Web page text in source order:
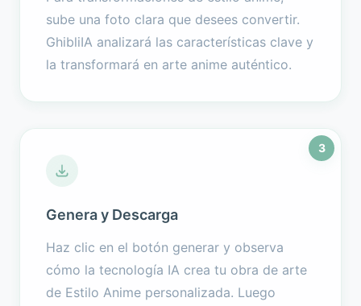
sube una foto clara que desees convertir.
GhibliIA analizará las características clave y
la transformará en arte anime auténtico.
3
Genera y Descarga
Haz clic en el botón generar y observa
cómo la tecnología IA crea tu obra de arte
de Estilo Anime personalizada. Luego